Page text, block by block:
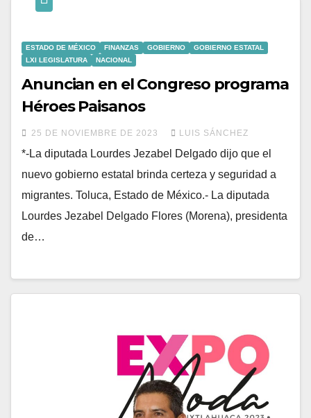
ESTADO DE MÉXICO FINANZAS GOBIERNO
GOBIERNO ESTATAL
LXI LEGISLATURA
NACIONAL
Anuncian en el Congreso programa
Héroes Paisanos
25 DE NOVIEMBRE DE 2023 LUIS SÁNCHEZ
*-La diputada Lourdes Jezabel Delgado dijo que el
nuevo gobierno estatal brinda certeza y seguridad a
migrantes. Toluca, Estado de México.- La diputada
Lourdes Jezabel Delgado Flores (Morena), presidenta
de…